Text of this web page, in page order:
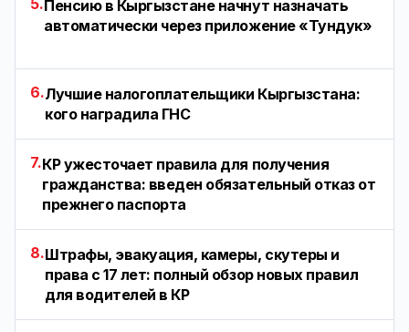
Пенсию в Кыргызстане начнут назначать
автоматически через приложение «Тундук»
6.Лучшие налогоплательщики Кыргызстана:
кого наградила ГНС
7.КР ужесточает правила для получения
гражданства: введен обязательный отказ от
прежнего паспорта
8.Штрафы, эвакуация, камеры, скутеры и
права с 17 лет: полный обзор новых правил
для водителей в КР